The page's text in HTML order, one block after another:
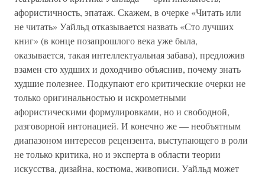
афористичность, эпатаж. Скажем, в очерке «Читать или
не читать» Уайльд отказывается назвать «Сто лучших
книг» (в конце позапрошлого века уже была,
оказывается, такая интеллектуальная забава), предложив
взамен сто худших и доходчиво объяснив, почему знать
худшие полезнее. Подкупают его критические очерки не
только оригинальностью и искрометными
афористическими формулировками, но и свободной,
разговорной интонацией. И конечно же — необъятным
диапазоном интересов рецензента, выступающего в роли
не только критика, но и эксперта в области теории
искусства, дизайна, костюма, живописи. Уайльд может